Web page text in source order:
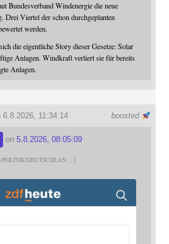
Bundesverband Windenergie die neue
Drei Viertel der schon durchgeplanten
werden.
die eigentliche Story dieser Gesetze: Solar
Anlagen. Windkraft verliert sie für bereits
Anlagen.
boosted
11:34:14
on 5.8.2026, 08:05:09
POLITIK/DEUTSCHLAN